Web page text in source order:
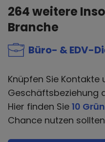
264weitere
Branche
Büro- & EDV-
Knüpfen Sie Kontakte
Geschäftsbeziehung
Hier finden Sie 10
Chance nutzen